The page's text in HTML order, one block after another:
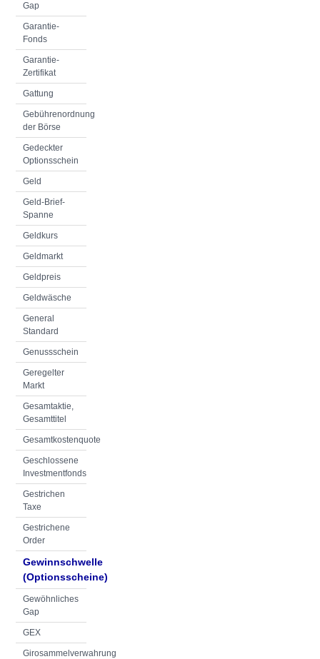
Gap
Garantie-
Fonds
Garantie-
Zertifikat
Gattung
Gebührenordnung
der Börse
Gedeckter
Optionsschein
Geld
Geld-Brief-
Spanne
Geldkurs
Geldmarkt
Geldpreis
Geldwäsche
General
Standard
Genussschein
Geregelter
Markt
Gesamtaktie,
Gesamttitel
Gesamtkostenquote
Geschlossene
Investmentfonds
Gestrichen
Taxe
Gestrichene
Order
Gewinnschwelle
(Optionsscheine)
Gewöhnliches
Gap
GEX
Girosammelverwahrung